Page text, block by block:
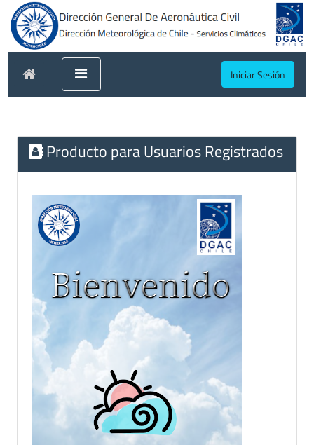
Iniciar Sesión
Producto para Usuarios Registrados